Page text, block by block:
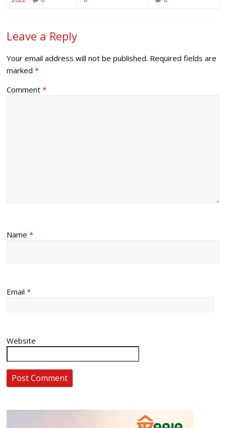
Leave a Reply
Your email address will not be published. Required fields are
marked*
Comment*
Name*
Email*
Website